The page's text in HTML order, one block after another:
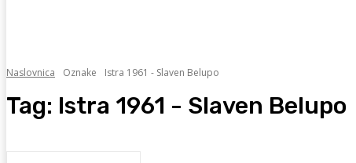
Naslovnica Oznake Istra 1961 - Slaven Belupo
Tag: Istra 1961 - Slaven Belupo